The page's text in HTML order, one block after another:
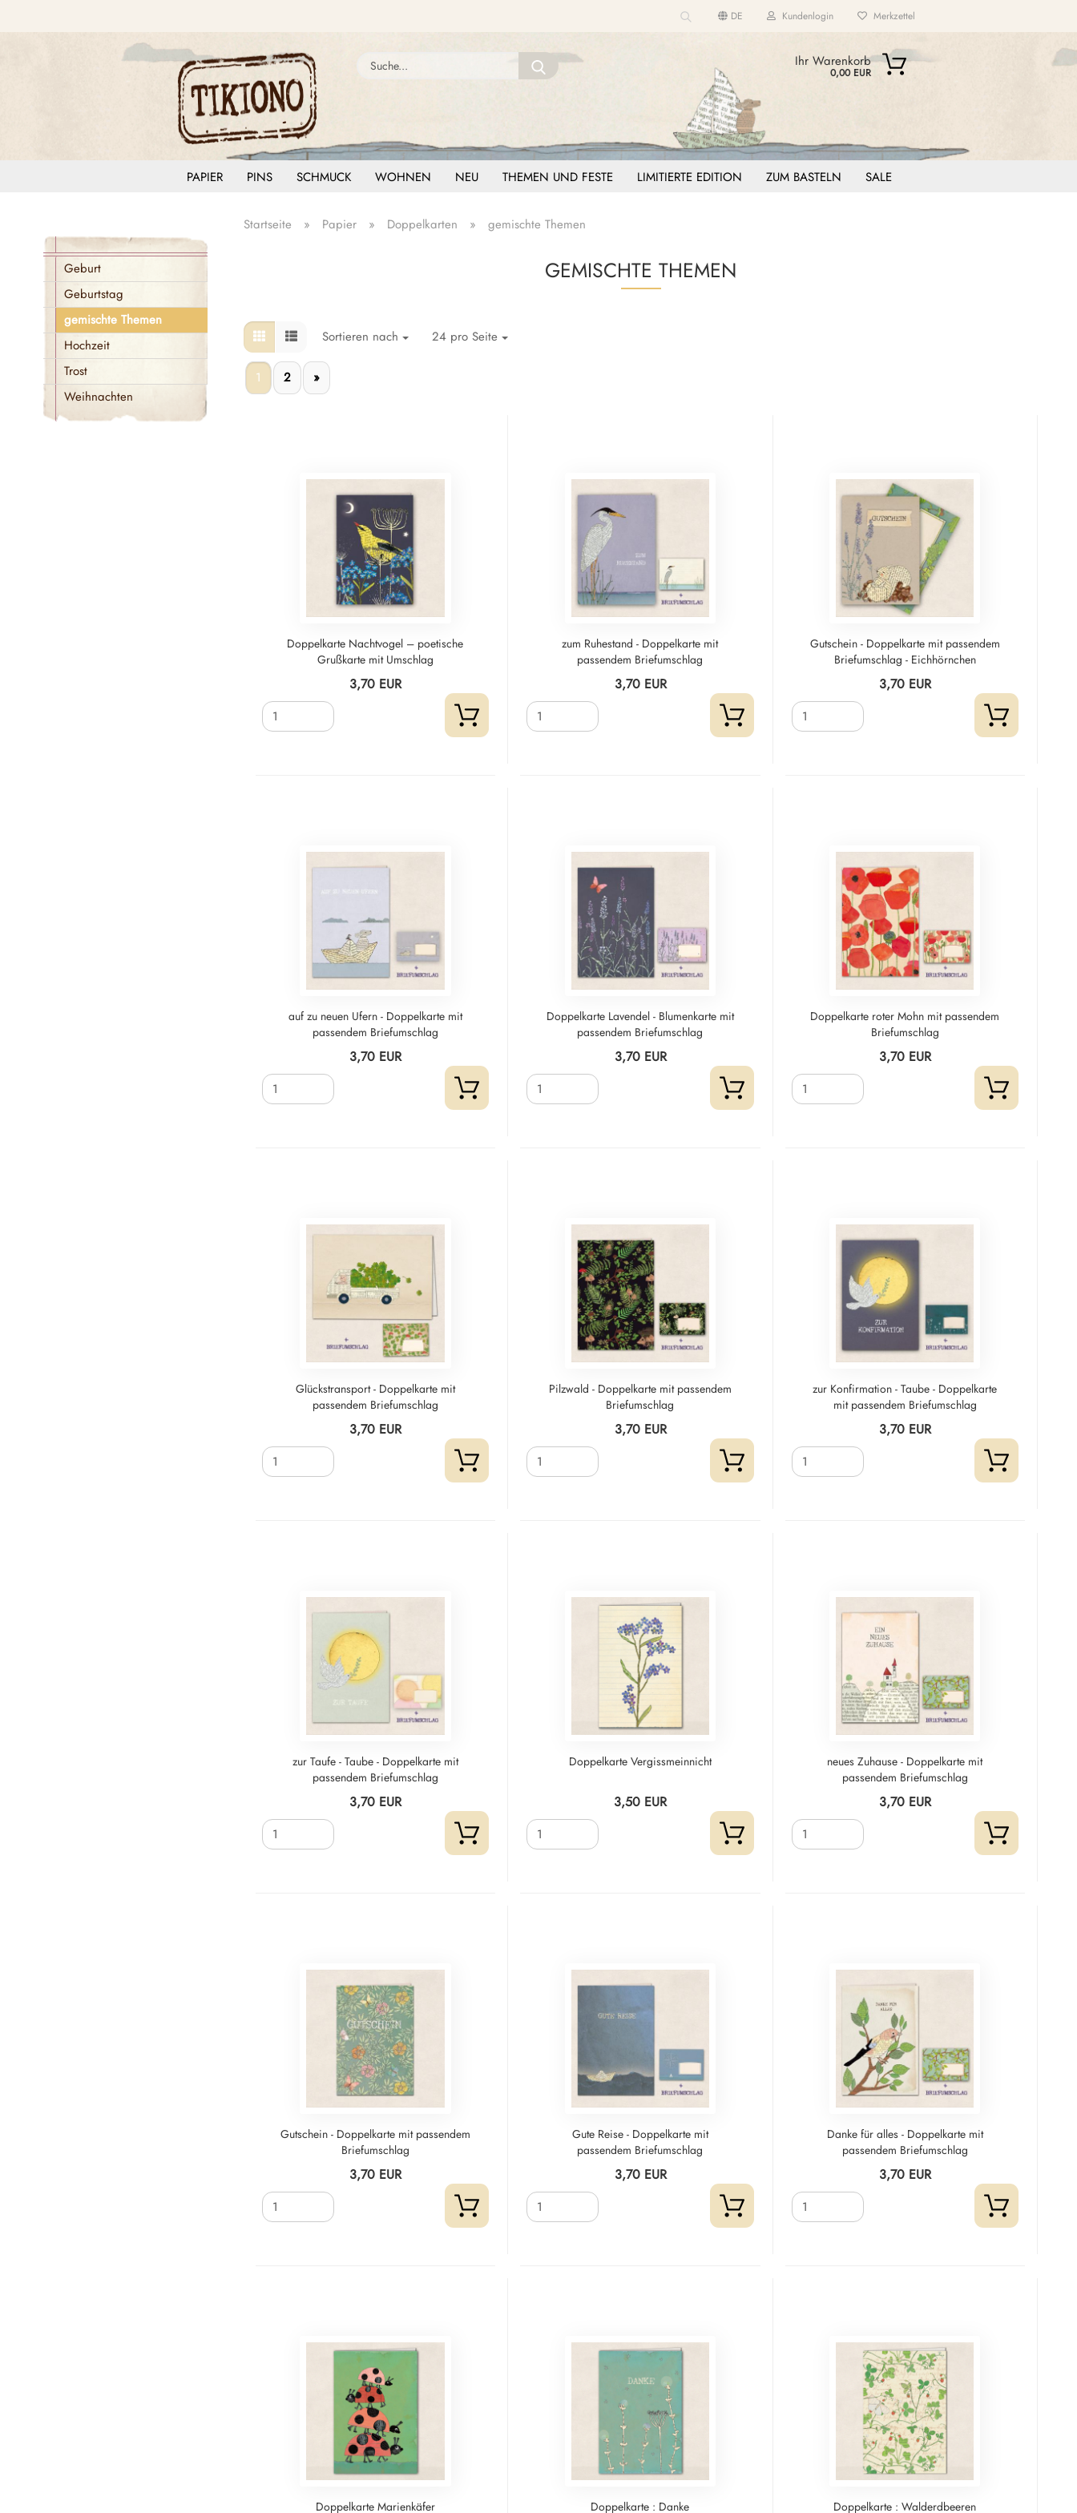
DE
Sprache auswählen
Kundenlogin
Passwort
Passwort vergessen?
Merkzettel
Suche... Ihr Warenkorb
0,00 EUR
PAPIER PINS SCHMUCK WOHNEN NEU THEMEN UND FESTE LIMITIERTE EDITION ZUM BASTELN SALE
Startseite » Papier » Doppelkarten » gemischte Themen
GEMISCHTE THEMEN
Sortieren nach 24 pro Seite
1 2 »
Doppelkarte Nachtvogel – poetische
Grußkarte mit Umschlag
3,70 EUR
zum Ruhestand - Doppelkarte mit
passendem Briefumschlag
3,70 EUR
Gutschein - Doppelkarte mit passendem
Briefumschlag - Eichhörnchen
3,70 EUR
auf zu neuen Ufern - Doppelkarte mit
passendem Briefumschlag
3,70 EUR
Doppelkarte Lavendel - Blumenkarte mit
passendem Briefumschlag
3,70 EUR
Doppelkarte roter Mohn mit passendem
Briefumschlag
3,70 EUR
Glückstransport - Doppelkarte mit
passendem Briefumschlag
3,70 EUR
Pilzwald - Doppelkarte mit passendem
Briefumschlag
3,70 EUR
zur Konfirmation - Taube - Doppelkarte
mit passendem Briefumschlag
3,70 EUR
zur Taufe - Taube - Doppelkarte mit
passendem Briefumschlag
3,70 EUR
Doppelkarte Vergissmeinnicht
3,50 EUR
neues Zuhause - Doppelkarte mit
passendem Briefumschlag
3,70 EUR
Gutschein - Doppelkarte mit passendem
Briefumschlag
3,70 EUR
Gute Reise - Doppelkarte mit
passendem Briefumschlag
3,70 EUR
Danke für alles - Doppelkarte mit
passendem Briefumschlag
3,70 EUR
Doppelkarte Marienkäfer Doppelkarte : Danke Doppelkarte : Walderdbeeren
Geburt
Geburtstag
gemischte Themen
Hochzeit
Trost
Weihnachten